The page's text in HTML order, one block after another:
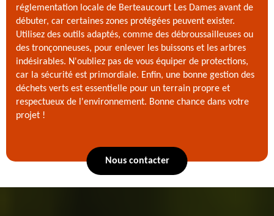
réglementation locale de Berteaucourt Les Dames avant de
débuter, car certaines zones protégées peuvent exister.
Utilisez des outils adaptés, comme des débroussailleuses ou
des tronçonneuses, pour enlever les buissons et les arbres
indésirables. N'oubliez pas de vous équiper de protections,
car la sécurité est primordiale. Enfin, une bonne gestion des
déchets verts est essentielle pour un terrain propre et
respectueux de l'environnement. Bonne chance dans votre
projet !
Nous contacter